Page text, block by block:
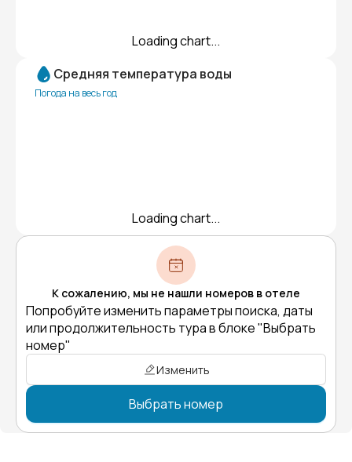
Loading chart...
Средняя температура воды
Погода на весь год
Loading chart...
К сожалению, мы не нашли номеров в отеле
Попробуйте изменить параметры поиска, даты
или продолжительность тура в блоке "Выбрать
номер"
Изменить
Выбрать номер